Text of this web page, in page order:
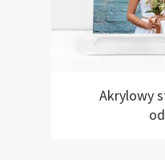
Akrylowy
od